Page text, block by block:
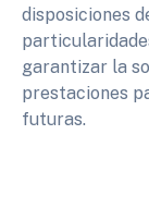
disposiciones
garantizar la
prestaciones
futuras.